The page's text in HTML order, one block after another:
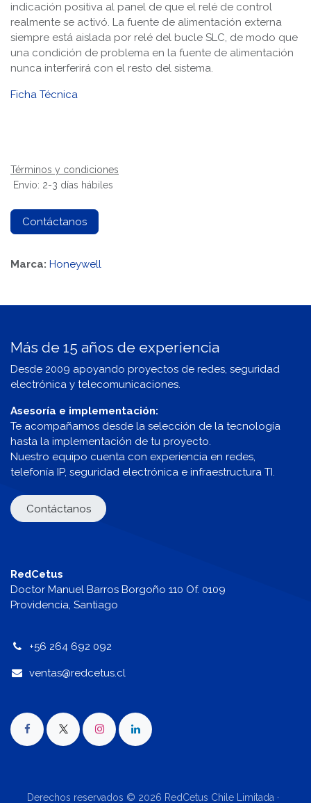
indicación positiva al panel de que el relé de control
realmente se activó. La fuente de alimentación externa
siempre está aislada por relé del bucle SLC, de modo que
una condición de problema en la fuente de alimentación
nunca interferirá con el resto del sistema.
Ficha Técnica
Términos y condiciones
Envío: 2-3 días hábiles
Contáctanos
Marca: Honeywell
Más de 15 años de experiencia
Desde 2009 apoyando proyectos de redes, seguridad
electrónica y telecomunicaciones.
Asesoría e implementación:
Te acompañamos desde la selección de la tecnología
hasta la implementación de tu proyecto.
Nuestro equipo cuenta con experiencia en redes,
telefonía IP, seguridad electrónica e infraestructura TI.
Contáctanos
RedCetus
Doctor Manuel Barros Borgoño 110 Of. 0109
Providencia, Santiago
+56 264 692 092
ventas@redcetus.cl
Derechos reservados © 2026 RedCetus Chile Limitada ·